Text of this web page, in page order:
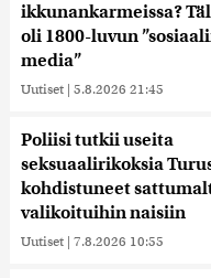
ikkunankarmeissa?
oli 1800-luvun
media”
Uutiset | 5.8.2026 21:45
Poliisi tutkii useita
seksuaalirikoksia
kohdistuneet
valikoituihin naisiin
Uutiset | 7.8.2026 10:55